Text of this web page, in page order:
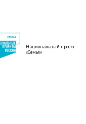
Национальный проект
«Семья»